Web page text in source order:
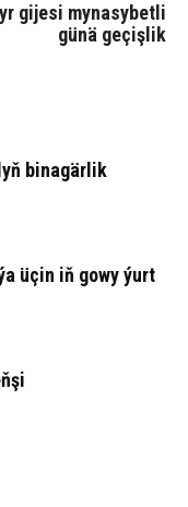
gijesi mynasybetli
günä geçişlik
binagärlik
üçin iň gowy ýurt